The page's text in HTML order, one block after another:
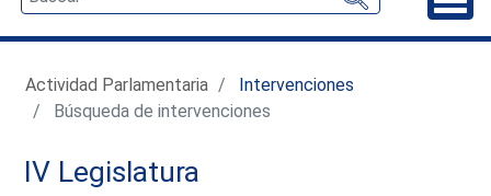
Actividad Parlamentaria
Intervenciones
Búsqueda de intervenciones
IV Legislatura